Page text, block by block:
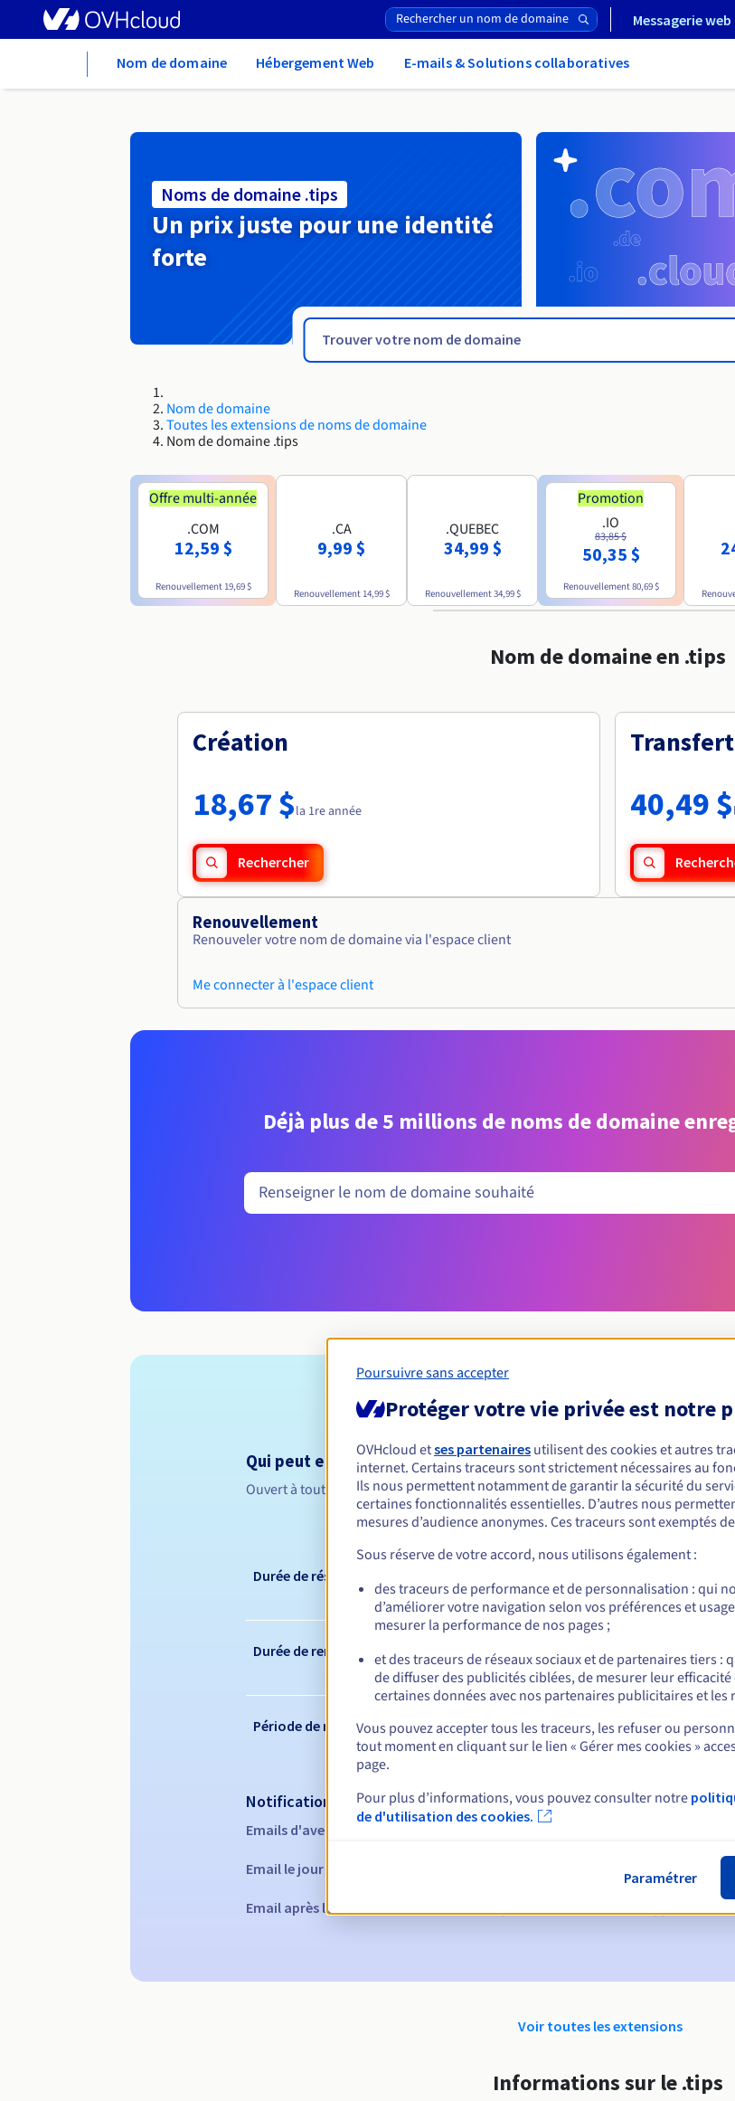
Messagerie web
Nom de domaine Hébergement Web E-mails & Solutions collaboratives
Noms de domaine .tips
Un prix juste pour une identité
forte
Nom de domaine
Toutes les extensions de noms de domaine
Nom de domaine .tips
Offre multi-année
.COM
12,59 $
Renouvellement 19,69 $
.CA
9,99 $
Renouvellement 14,99 $
.QUEBEC
34,99 $
Renouvellement34,99 $
Promotion
.IO
83,85 $
50,35 $
Renouvellement80,69 $
Nom de domaine en .tips
Création
18,67 $la 1re année
Rechercher
Transfert
40,49 $
Renouvellement
Renouveler votre nom de domaine via l'espace client
Me connecter à l'espace client
Déjà plus de 5 millions de noms de domaine
Conditions d'éligibilité
Qui peut enregistrer un .tips ?
Ouvert à toutes les personnes physiques ou morales, sans restriction
Règles de gestion et
Durée de réservation
Durée de renouvellement
Période de rédemption
Notifications automatiques :
Emails d'avertissement :
Email le jour de l'expiration pour notification de la suspension du nom de
Email après la Redemption Grace Period pour notification de la suppression
Voir toutes les extensions
Informations sur le .tips
Poursuivre sans accepter
Protéger votre vie privée est notre
OVHcloud etses partenaires utilisent des cookies et autres
internet. Certains traceurs sont strictement nécessaires au
Ils nous permettent notamment de garantir la sécurité du
certaines fonctionnalités essentielles. D’autres nous
mesures d’audience anonymes. Ces traceurs sont exemptés
Sous réserve de votre accord, nous utilisons également :
des traceurs de performance et de personnalisation : qui
d’améliorer votre navigation selon vos préférences et
mesurer la performance de nos pages ;
et des traceurs de réseaux sociaux et de partenaires tiers :
de diffuser des publicités ciblées, de mesurer leur
certaines données avec nos partenaires publicitaires et les
Vous pouvez accepter tous les traceurs, les refuser ou
tout moment en cliquant sur le lien « Gérer mes cookies »
page.
Pour plus d’informations, vous pouvez consulter notre
de d'utilisation des cookies.
Paramétrer